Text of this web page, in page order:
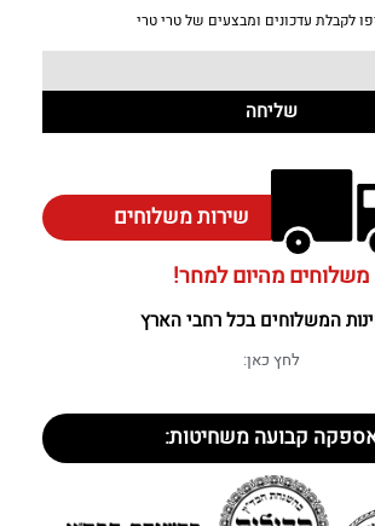
לקבלת עדכונים ומבצעים של טרי טרי
שליחה
שירות משלוחים
משלוחים מהיום למחר!
המשלוחים בכל רחבי הארץ
לחץ כאן:
קבועה משחיטות: